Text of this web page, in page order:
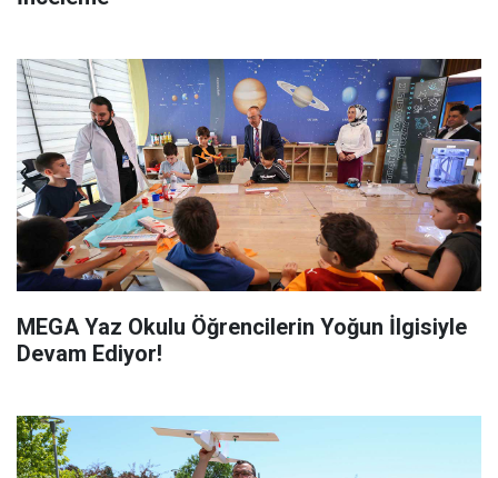
MEGA Yaz Okulu Öğrencilerin Yoğun İlgisiyle
Devam Ediyor!